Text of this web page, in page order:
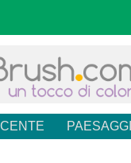
PAESAGGI